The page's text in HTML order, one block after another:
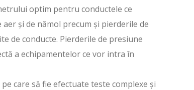
optim pentru conductele ce
şi de nămol precum şi pierderile de
de conducte. Pierderile de presiune
a echipamentelor ce vor intra în
care să fie efectuate teste complexe şi